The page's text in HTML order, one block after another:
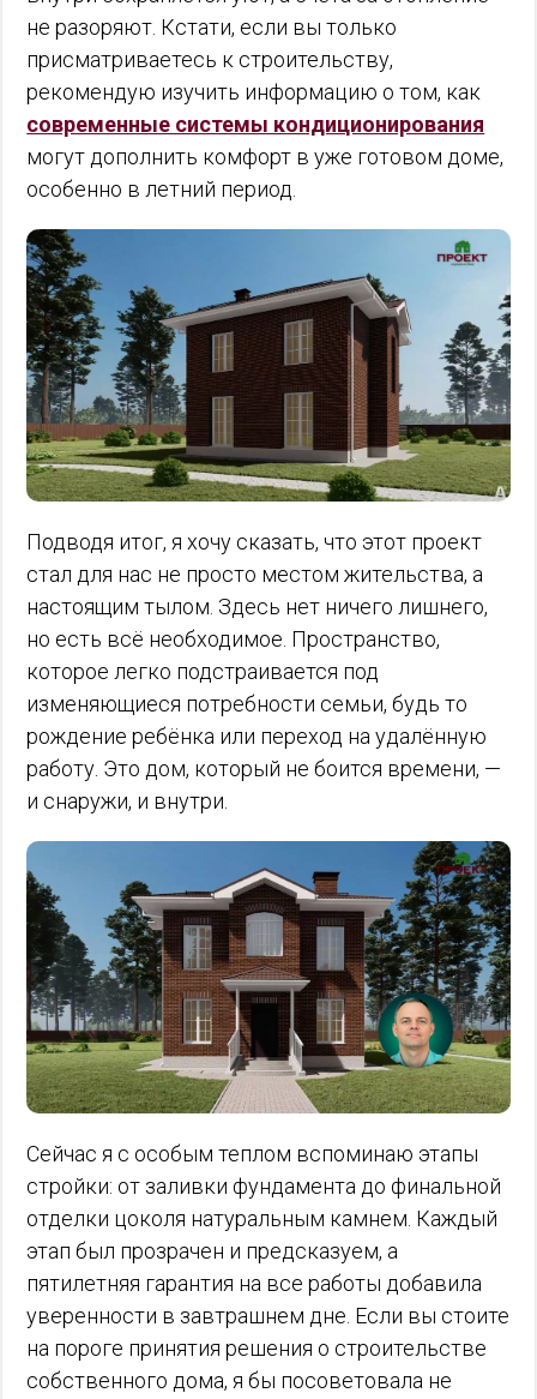
не разоряют. Кстати, если вы только
присматриваетесь к строительству,
рекомендую изучить информацию о том, как
современные системы кондиционирования
могут дополнить комфорт в уже готовом доме,
особенно в летний период.
Подводя итог, я хочу сказать, что этот проект
стал для нас не просто местом жительства, а
настоящим тылом. Здесь нет ничего лишнего,
но есть всё необходимое. Пространство,
которое легко подстраивается под
изменяющиеся потребности семьи, будь то
рождение ребёнка или переход на удалённую
работу. Это дом, который не боится времени, —
и снаружи, и внутри.
Сейчас я с особым теплом вспоминаю этапы
стройки: от заливки фундамента до финальной
отделки цоколя натуральным камнем. Каждый
этап был прозрачен и предсказуем, а
пятилетняя гарантия на все работы добавила
уверенности в завтрашнем дне. Если вы стоите
на пороге принятия решения о строительстве
собственного дома, я бы посоветовала не